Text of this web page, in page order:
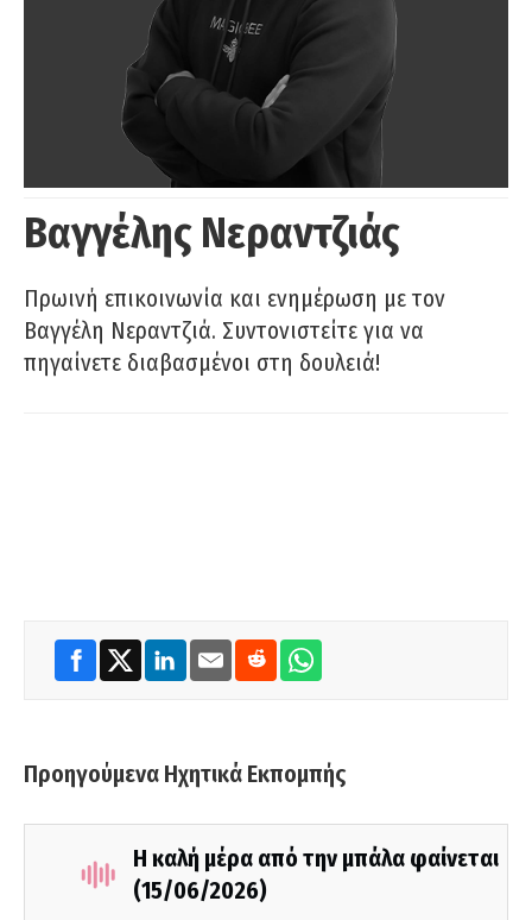
Βαγγέλης Νεραντζιάς
Πρωινή επικοινωνία και ενημέρωση με τον
Βαγγέλη Νεραντζιά. Συντονιστείτε για να
πηγαίνετε διαβασμένοι στη δουλειά!
Προηγούμενα Ηχητικά Εκπομπής
Η καλή μέρα από την μπάλα φαίνεται
(15/06/2026)